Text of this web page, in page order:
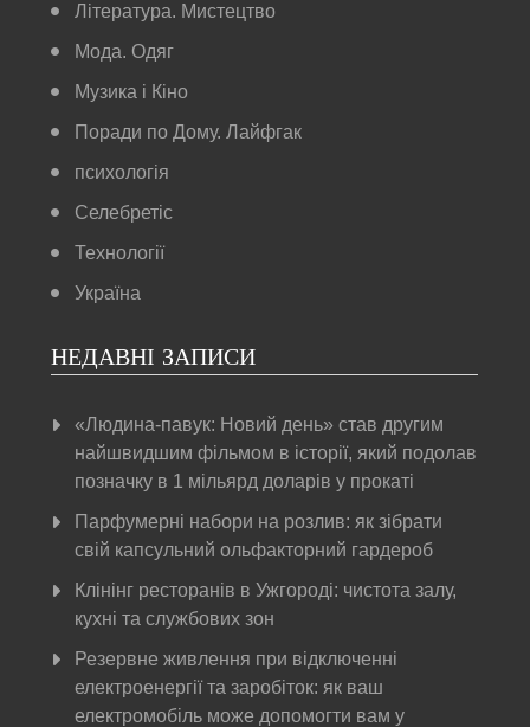
Література. Мистецтво
Мода. Одяг
Музика і Кіно
Поради по Дому. Лайфгак
психологія
Селебретіс
Технології
Україна
НЕДАВНІ ЗАПИСИ
«Людина-павук: Новий день» став другим
найшвидшим фільмом в історії, який подолав
позначку в 1 мільярд доларів у прокаті
Парфумерні набори на розлив: як зібрати
свій капсульний ольфакторний гардероб
Клінінг ресторанів в Ужгороді: чистота залу,
кухні та службових зон
Резервне живлення при відключенні
електроенергії та заробіток: як ваш
електромобіль може допомогти вам у